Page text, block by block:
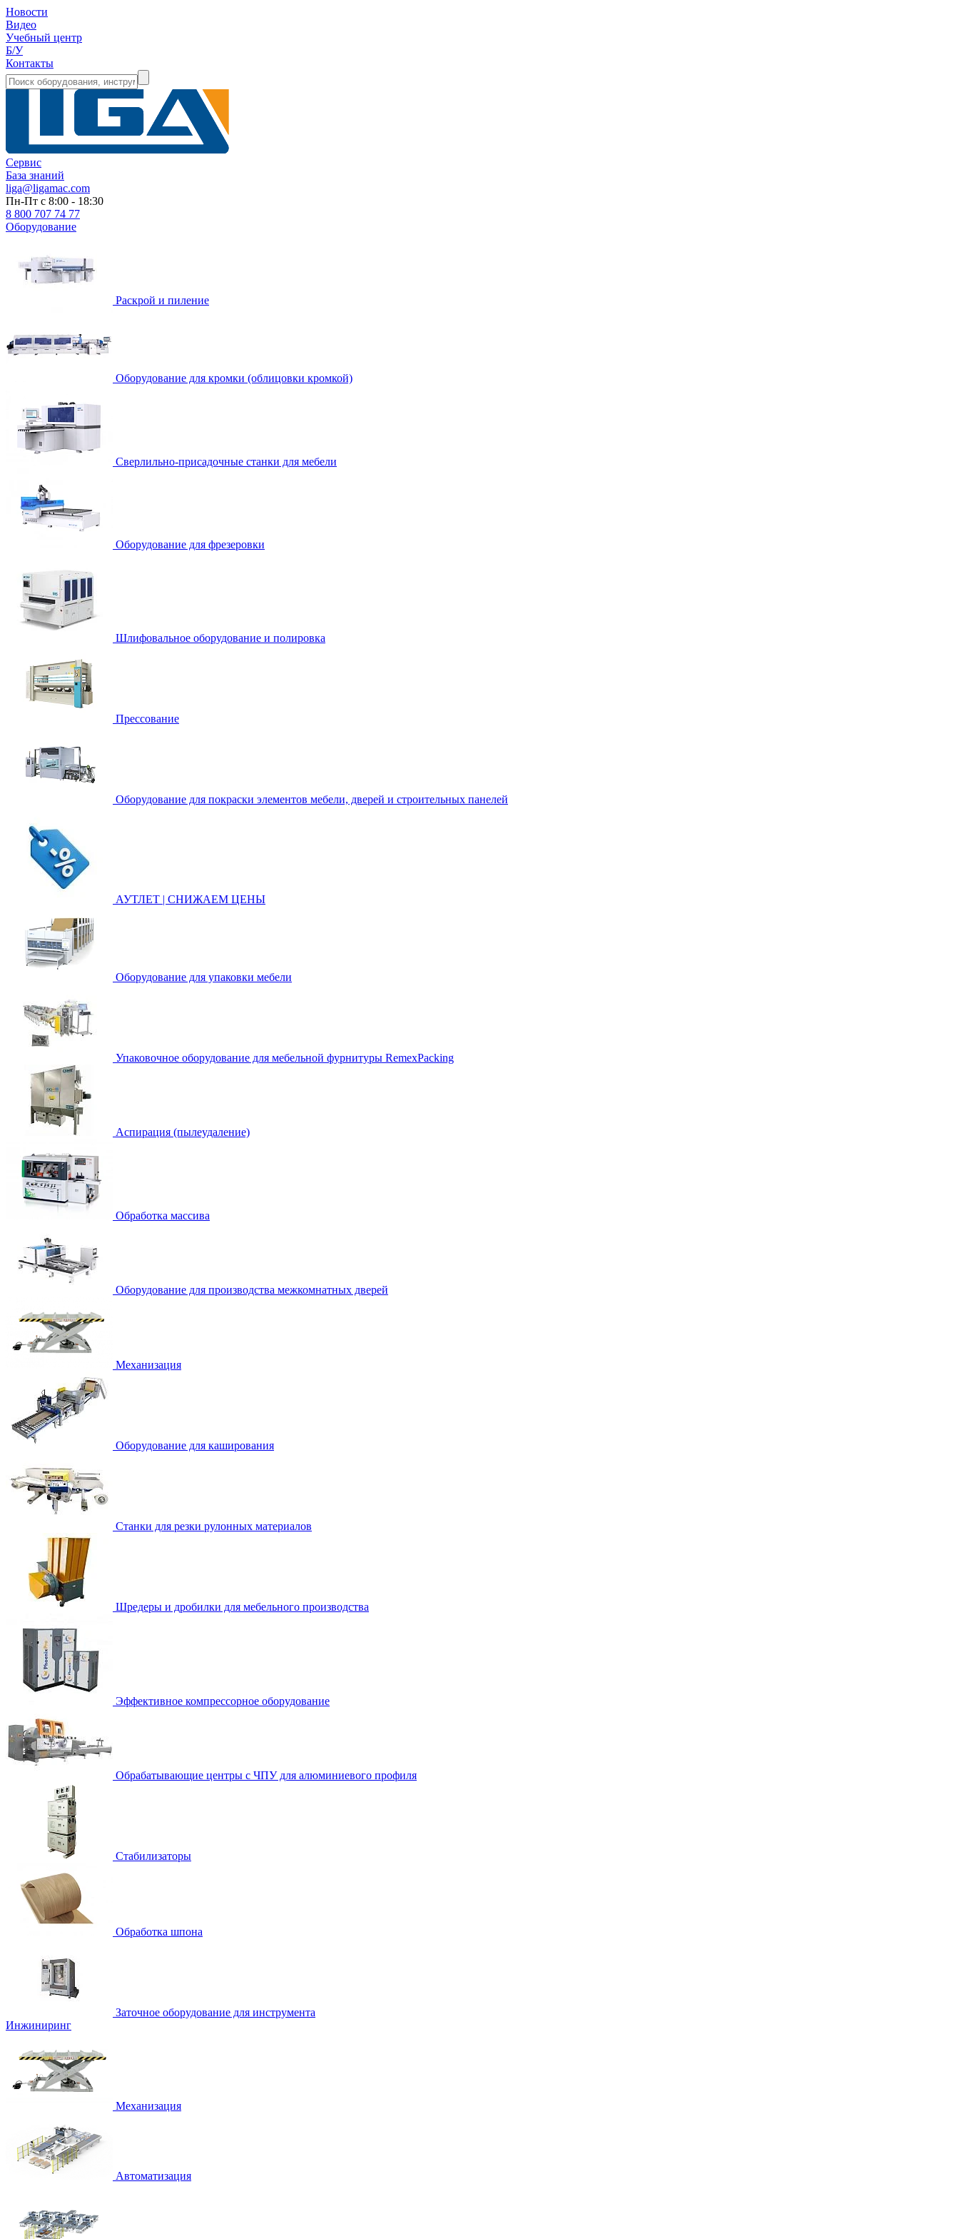
Новости
Видео
Учебный центр
Б/У
Контакты
Сервис
База знаний
liga@ligamac.com
Пн-Пт с 8:00 - 18:30
8 800 707 74 77
Оборудование
Раскрой и пиление
Оборудование для кромки (облицовки кромкой)
Сверлильно-присадочные станки для мебели
Оборудование для фрезеровки
Шлифовальное оборудование и полировка
Прессование
Оборудование для покраски элементов мебели, дверей и строительных панелей
АУТЛЕТ | СНИЖАЕМ ЦЕНЫ
Оборудование для упаковки мебели
Упаковочное оборудование для мебельной фурнитуры RemexPacking
Аспирация (пылеудаление)
Обработка массива
Оборудование для производства межкомнатных дверей
Механизация
Оборудование для каширования
Станки для резки рулонных материалов
Шредеры и дробилки для мебельного производства
Эффективное компрессорное оборудование
Обрабатывающие центры с ЧПУ для алюминиевого профиля
Стабилизаторы
Обработка шпона
Заточное оборудование для инструмента
Инжиниринг
Механизация
Автоматизация